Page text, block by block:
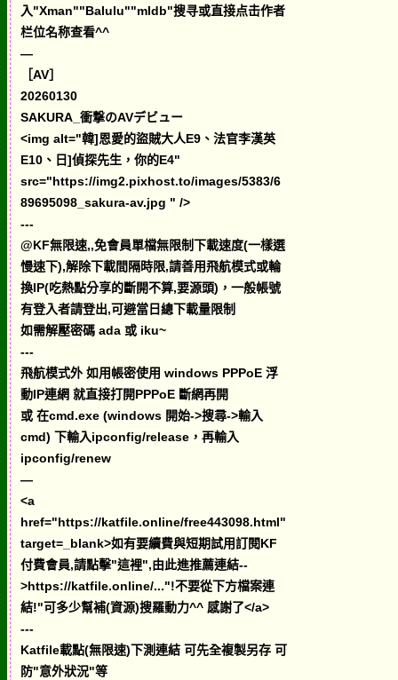
入"Xman""Balulu""mldb"搜寻或直接点击作者
栏位名称查看^^
—
［AV］
20260130
SAKURA_衝撃のAVデビュー
<img alt="韓]恩愛的盜賊大人E9、法官李漢英
E10、日]偵探先生，你的E4"
src="https://img2.pixhost.to/images/5383/6
89695098_sakura-av.jpg " />
---
@KF無限速,,免會員單檔無限制下載速度(一樣選
慢速下),解除下載間隔時限,請善用飛航模式或輪
換IP(吃熱點分享的斷開不算,要源頭)，一般帳號
有登入者請登出,可避當日總下載量限制
如需解壓密碼 ada 或 iku~
---
飛航模式外 如用帳密使用 windows PPPoE 浮
動IP連網 就直接打開PPPoE 斷網再開
或 在cmd.exe (windows 開始->搜尋->輸入
cmd) 下輸入ipconfig/release，再輸入
ipconfig/renew
—
<a
href="https://katfile.online/free443098.html"
target=_blank>如有要續費與短期試用訂閱KF
付費會員,請點擊"這裡",由此進推薦連結--
>https://katfile.online/..."!不要從下方檔案連
結!"可多少幫補(資源)搜羅動力^^ 感謝了</a>
---
Katfile載點(無限速)下測連結 可先全複製另存 可
防"意外狀況"等